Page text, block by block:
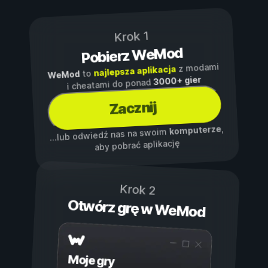
Krok 1
Pobierz WeMod
WeModto najlepsza aplikacjaz modami
i cheatami do ponad3000+ gier
Zacznij
...lub odwiedź nas na swoim komputerze,
aby pobrać aplikację
Krok 2
Otwórz grę w WeMod
Moje gry